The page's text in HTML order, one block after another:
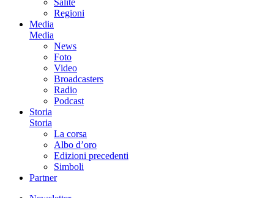
Regioni
Media
Media
News
Foto
Video
Broadcasters
Radio
Podcast
Storia
Storia
La corsa
Albo d’oro
Edizioni precedenti
Simboli
Partner